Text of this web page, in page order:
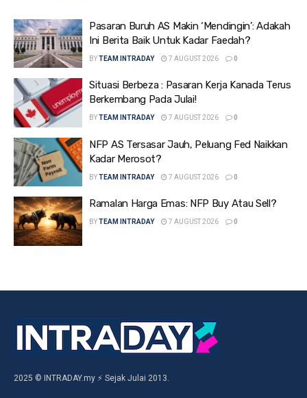
Pasaran Buruh AS Makin ‘Mendingin’: Adakah
Ini Berita Baik Untuk Kadar Faedah?
BYTEAM INTRADAY 7 AUGUST 2026 0
Situasi Berbeza : Pasaran Kerja Kanada Terus
Berkembang Pada Julai!
BYTEAM INTRADAY 7 AUGUST 2026 0
NFP AS Tersasar Jauh, Peluang Fed Naikkan
Kadar Merosot?
BYTEAM INTRADAY 7 AUGUST 2026 0
Ramalan Harga Emas: NFP Buy Atau Sell?
BYTEAM INTRADAY 7 AUGUST 2026 0
2025 © INTRADAY.my ⚡ Sejak Julai 2013.